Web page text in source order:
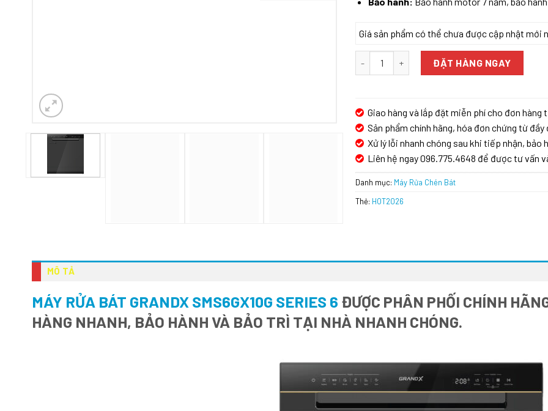
Giá sản phẩm có thể chưa được cập nhật mới
MÁY RỬA BÁT GRANDX SMS6GX10G SERIES 6
ĐẶT HÀNG NGAY
Giao hàng và lắp đặt miễn phí cho đơn hàng
Sản phẩm chính hãng, hóa đơn chứng từ đầy
Xử lý lỗi nhanh chóng sau khi tiếp nhận, bảo
Liên hệ ngay 096.775.4648 để được tư vấn
Danh mục: Máy Rửa Chén Bát
Thẻ: HOT2026
MÔ TẢ
MÁY RỬA BÁT GRANDX SMS6GX10G SERIES 6 ĐƯỢC PHÂN PHỐI CHÍNH
HÀNG NHANH, BẢO HÀNH VÀ BẢO TRÌ TẠI NHÀ NHANH CHÓNG.